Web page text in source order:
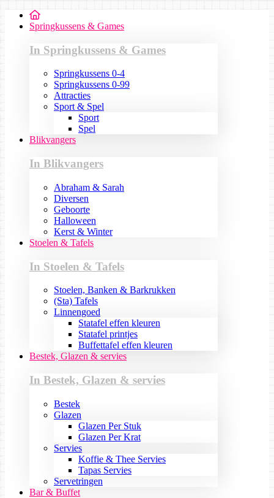
Springkussens & Games
In Springkussens & Games
Springkussens 0-4
Springkussens 0-99
Attracties
Sport & Spel
Sport
Spel
Blikvangers
In Blikvangers
Abraham & Sarah
Diversen
Geboorte
Halloween
Kerst & Winter
Stoelen & Tafels
In Stoelen & Tafels
Stoelen, Banken & Barkrukken
(Sta) Tafels
Linnengoed
Statafel effen kleuren
Statafel printjes
Buffettafel effen kleuren
Bestek, Glazen & servies
In Bestek, Glazen & servies
Bestek
Glazen
Glazen Per Stuk
Glazen Per Krat
Servies
Koffie & Thee Servies
Tapas Servies
Servetringen
Bar & Buffet